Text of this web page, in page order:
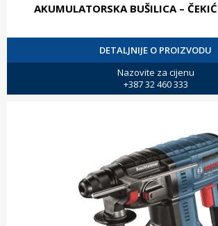
AKUMULATORSKA BUŠILICA –
DETALJNIJE O PROIZVODU
Nazovite za cijenu
+387 32 460 333